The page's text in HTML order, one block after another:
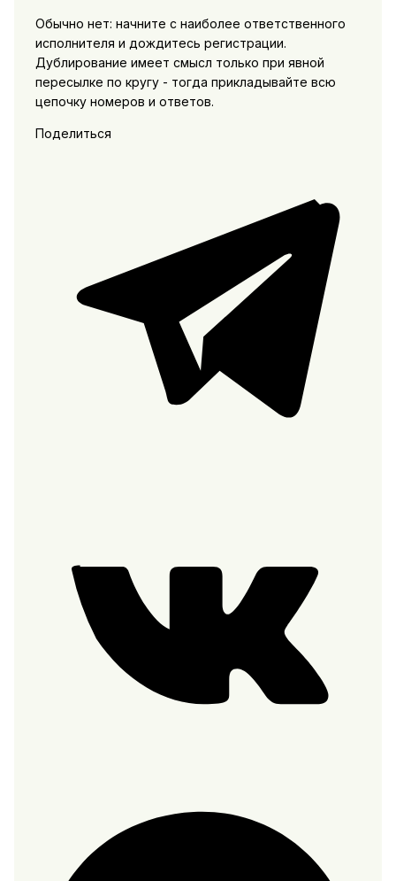
Обычно нет: начните с наиболее ответственного
исполнителя и дождитесь регистрации.
Дублирование имеет смысл только при явной
пересылке по кругу - тогда прикладывайте всю
цепочку номеров и ответов.
Поделиться